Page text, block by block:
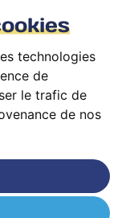
technologies
de
le trafic de
de nos